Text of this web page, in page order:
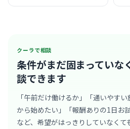
クーラで相談
条件がまだ固まっていな
談できます
「午前だけ働けるか」「通いやす
から始めたい」「報酬ありの1日お
など、希望がはっきりしていなくて